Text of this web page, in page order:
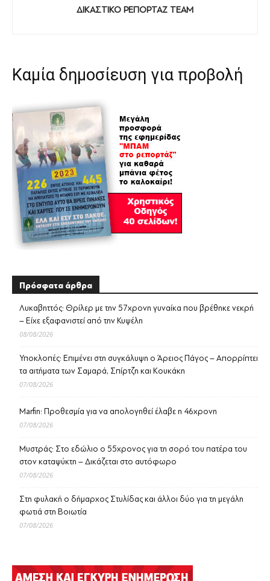
ΔΙΚΑΣΤΙΚΟ ΡΕΠΟΡΤΑΖ TEAM
Καμία δημοσίευση για προβολή
Πρόσφατα άρθρα
Λυκαβηττός: Θρίλερ με την 57χρονη γυναίκα που βρέθηκε νεκρή
– Είχε εξαφανιστεί από την Κυψέλη
08/08/2026
Υποκλοπές: Επιμένει στη συγκάλυψη ο Άρειος Πάγος – Απορρίπτει
τα αιτήματα των Σαμαρά, Σπίρτζη και Κουκάκη
07/08/2026
Marfin: Προθεσμία για να απολογηθεί έλαβε η 46χρονη
07/08/2026
Μυστράς: Στο εδώλιο ο 55χρονος για τη σορό του πατέρα του
στον καταψύκτη – Δικάζεται στο αυτόφωρο
07/08/2026
Στη φυλακή ο δήμαρχος Στυλίδας και άλλοι δύο για τη μεγάλη
φωτιά στη Βοιωτία
07/08/2026